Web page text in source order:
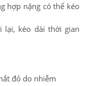
hợp nặng có thể kéo
lại, kéo dài thời gian
đỏ do nhiễm